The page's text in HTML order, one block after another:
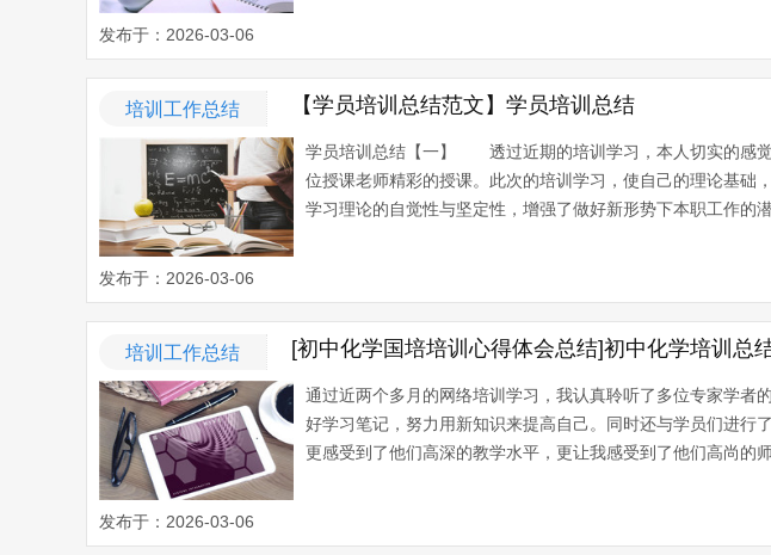
发布于：2026-03-06
培训工作总结 【学员培训总结范文】学员培训总结
学员培训总结【一】 透过近期的培训学习，本人切实的感
位授课老师精彩的授课。此次的培训学习，使自己的理论基础
学习理论的自觉性与坚定性，增强了做好新形势下本职工作的
发布于：2026-03-06
培训工作总结 [初中化学国培培训心得体会总结]初中化学培训总
通过近两个多月的网络培训学习，我认真聆听了多位专家学者
好学习笔记，努力用新知识来提高自己。同时还与学员们进行
更感受到了他们高深的教学水平，更让我感受到了他们高尚的
发布于：2026-03-06